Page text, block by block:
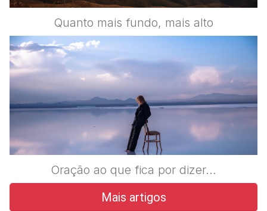
Quanto mais fundo, mais alto
Oração ao que fica por dizer…
Mais artigos